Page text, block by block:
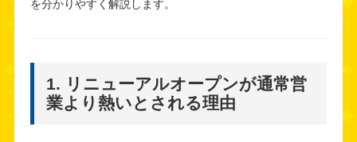
を分かりやすく解説します。
1. リニューアルオープンが通常営
業より熱いとされる理由